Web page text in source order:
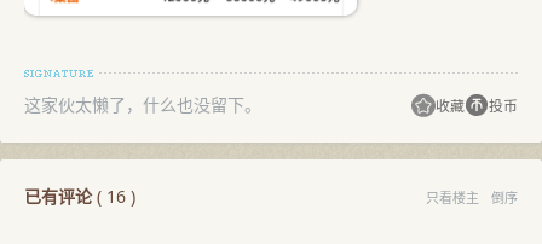
这家伙太懒了，什么也没留下。 收藏 投币
已有评论( 16 ) 只看楼主 倒序